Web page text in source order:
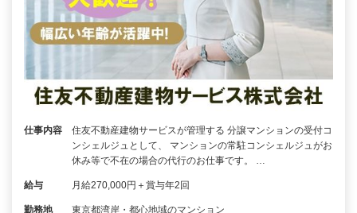
仕事内容
住友不動産建物サービスが管理する 分譲マンションの受付コ
ンシェルジュとして、 マンションの常駐コンシェルジュがお
休み等で不在の場合の代行のお仕事です。 …
給与 月給270,000円＋賞与年2回
勤務地 東京都湾岸・都心地域のマンション